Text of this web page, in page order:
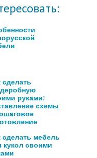
сделать
руками:
схемы
сделать мебель
кукол своими